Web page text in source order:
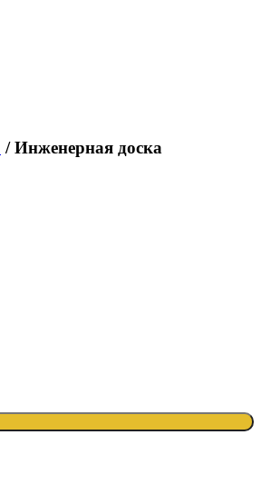
/ Инженерная доска